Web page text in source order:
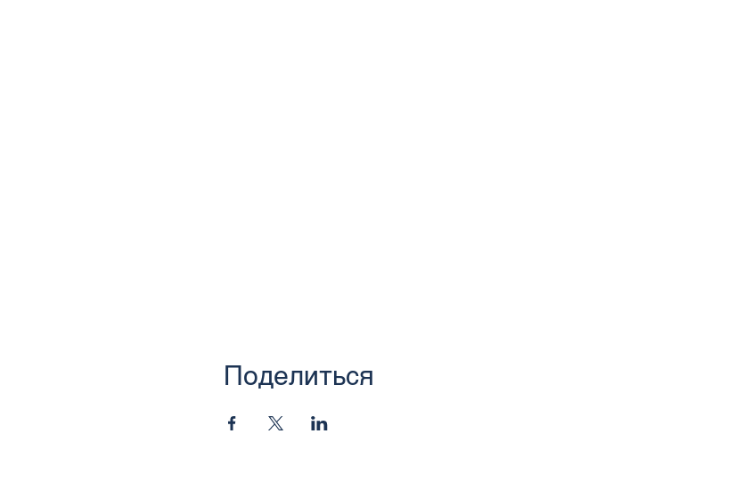
Поделиться